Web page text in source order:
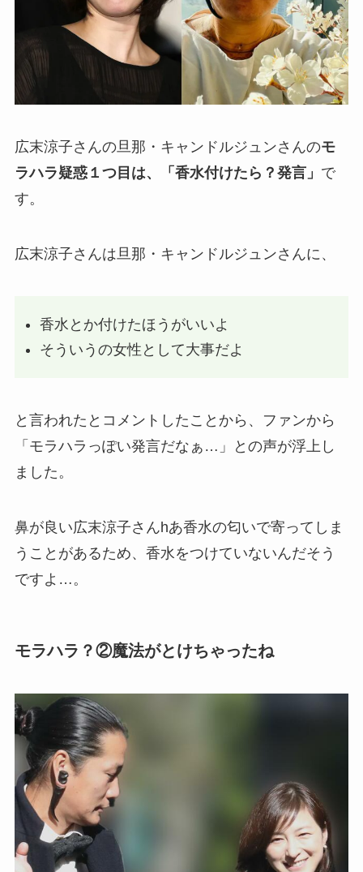
広末涼子さんの旦那・キャンドルジュンさんのモ
ラハラ疑惑１つ目は、「香水付けたら？発言」 で
す。
広末涼子さんは旦那・キャンドルジュンさんに、
香水とか付けたほうがいいよ
そういうの女性として大事だよ
と言われたとコメントしたことから、ファンから
「モラハラっぽい発言だなぁ…」との声が浮上し
ました。
鼻が良い広末涼子さんhあ香水の匂いで寄ってしま
うことがあるため、香水をつけていないんだそう
ですよ…。
モラハラ？②魔法がとけちゃったね